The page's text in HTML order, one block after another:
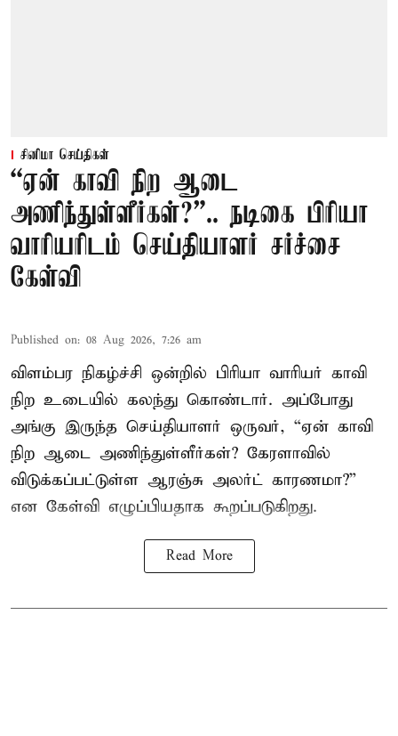
சினிமா செய்திகள்
“ஏன் காவி நிற ஆடை
அணிந்துள்ளீர்கள்?”.. நடிகை பிரியா
வாரியரிடம் செய்தியாளர் சர்ச்சை
கேள்வி
Published on: 08 Aug 2026, 7:26 am
விளம்பர நிகழ்ச்சி ஒன்றில் பிரியா வாரியர் காவி
நிற உடையில் கலந்து கொண்டார். அப்போது
அங்கு இருந்த செய்தியாளர் ஒருவர், “ஏன் காவி
நிற ஆடை அணிந்துள்ளீர்கள்? கேரளாவில்
விடுக்கப்பட்டுள்ள ஆரஞ்சு அலர்ட் காரணமா?”
என கேள்வி எழுப்பியதாக கூறப்படுகிறது.
Read More